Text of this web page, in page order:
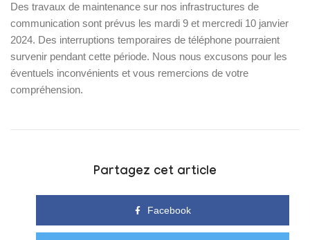
Des travaux de maintenance sur nos infrastructures de
communication sont prévus les mardi 9 et mercredi 10 janvier
2024. Des interruptions temporaires de téléphone pourraient
survenir pendant cette période. Nous nous excusons pour les
éventuels inconvénients et vous remercions de votre
compréhension.
Partagez cet article
Facebook